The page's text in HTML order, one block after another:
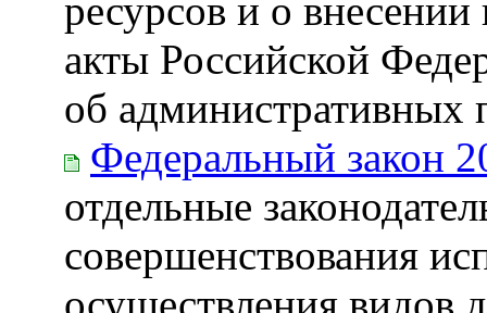
ресурсов и о
акты Российской
об административных
Федеральный закон
отдельные
совершенствования
осуществления видов